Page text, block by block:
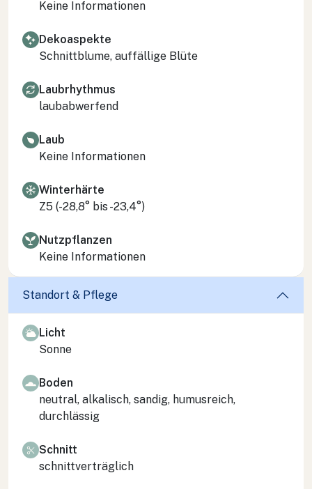
Keine Informationen
Dekoaspekte
Schnittblume, auffällige Blüte
Laubrhythmus
laubabwerfend
Laub
Keine Informationen
Winterhärte
Z5 (-28,8° bis -23,4°)
Nutzpflanzen
Keine Informationen
Standort & Pflege
Licht
Sonne
Boden
neutral, alkalisch, sandig, humusreich,
durchlässig
Schnitt
schnittverträglich